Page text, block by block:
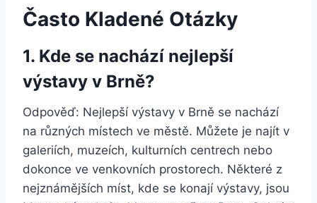
Často Kladené Otázky
1. Kde se nachází nejlepší
výstavy v Brně?
Odpověď: Nejlepší výstavy v Brně se nachází
na různých místech ve městě. Můžete je najít v
galeriích, muzeích, kulturních centrech nebo
dokonce ve venkovních prostorech. Některé z
nejznámějších míst, kde se konají výstavy, jsou